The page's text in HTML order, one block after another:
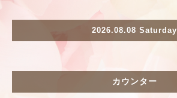
2026.08.08 Saturday
カウンター